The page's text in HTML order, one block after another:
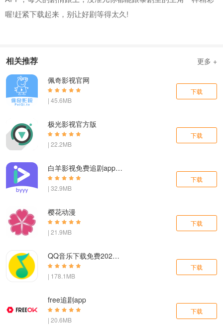
喔!赶紧下载起来，别让好剧等得太久!
相关推荐
更多 +
佩奇影视官网
| 45.6MB
下载
极光影视官方版
| 22.2MB
下载
白羊影视免费追剧app下载
| 32.9MB
下载
樱花动漫
| 21.9MB
下载
QQ音乐下载免费2024最新版
| 178.1MB
下载
free追剧app
| 20.6MB
下载